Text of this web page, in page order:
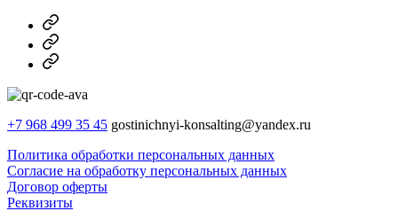
MAX
Telegram
Dzen
+7 968 499 35 45 gostinichnyi-konsalting@yandex.ru
Политика обработки персональных данных
Согласие на обработку персональных данных
Договор оферты
Реквизиты